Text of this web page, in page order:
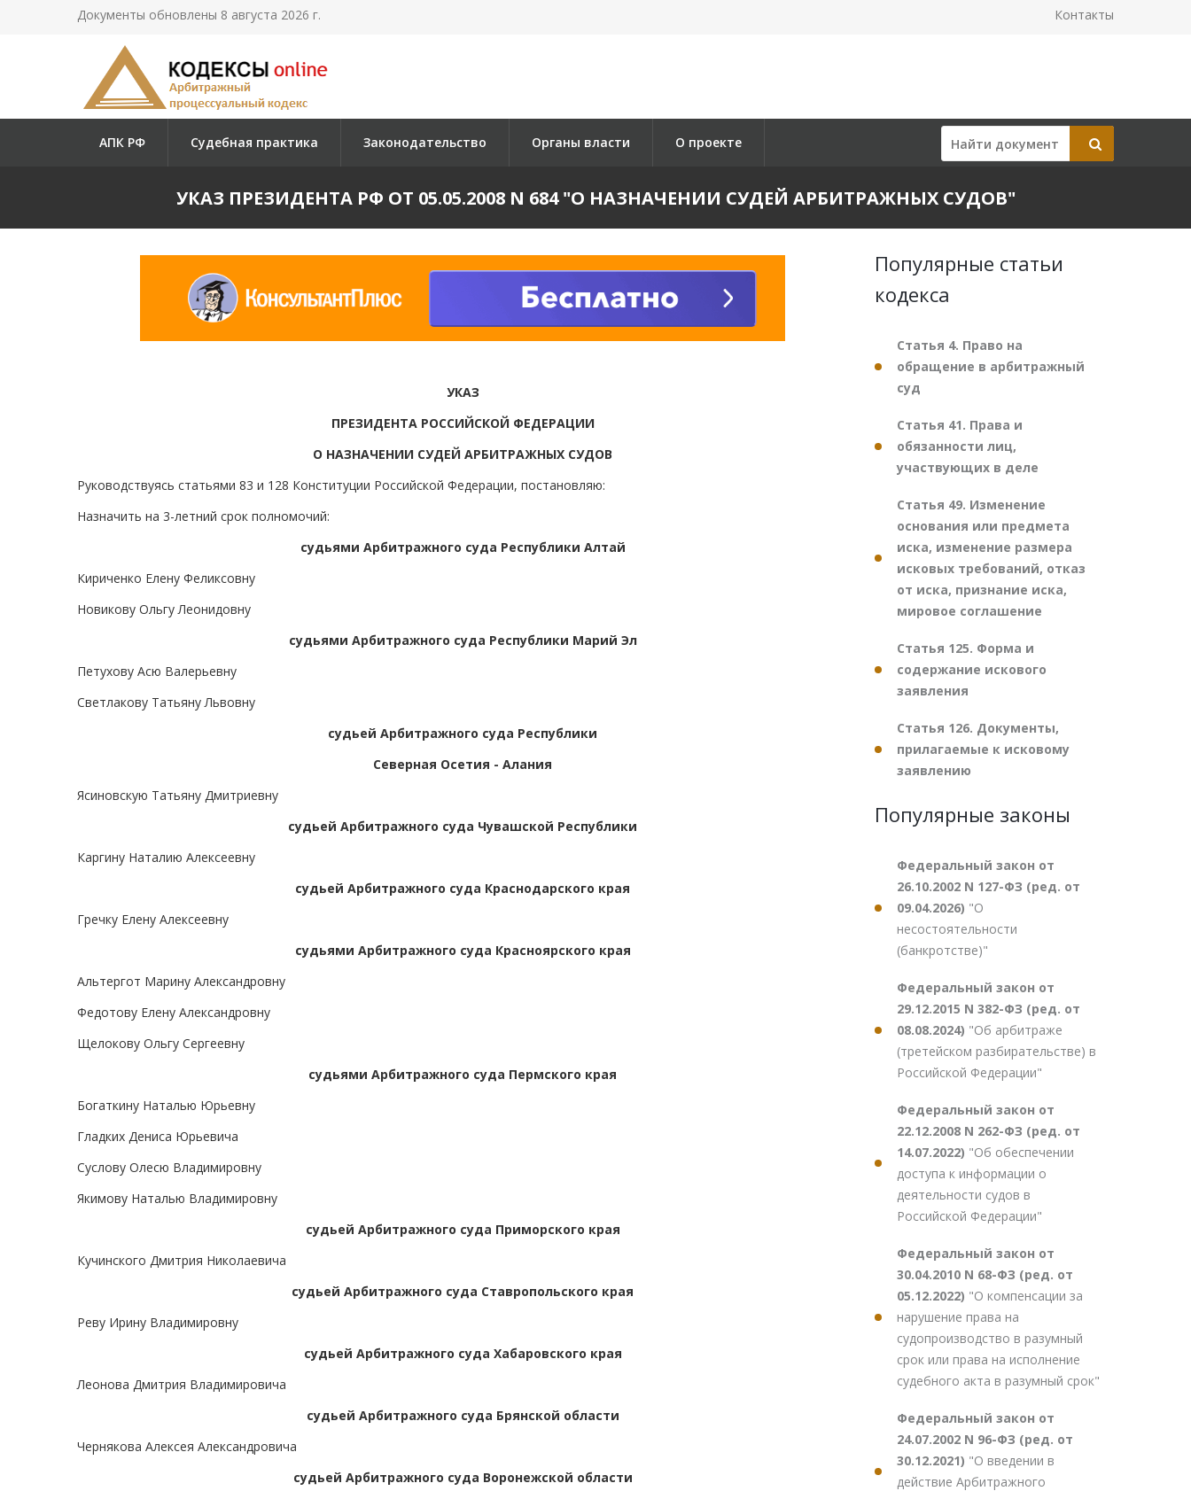
Документы обновлены 8 августа 2026 г. Контакты
АПК РФ Судебная практика Законодательство Органы власти О проекте
УКАЗ ПРЕЗИДЕНТА РФ ОТ 05.05.2008 N 684 "О НАЗНАЧЕНИИ СУДЕЙ АРБИТРАЖНЫХ СУДОВ"
УКАЗ
ПРЕЗИДЕНТА РОССИЙСКОЙ ФЕДЕРАЦИИ
О НАЗНАЧЕНИИ СУДЕЙ АРБИТРАЖНЫХ СУДОВ
Руководствуясь статьями 83 и 128 Конституции Российской Федерации, постановляю:
Назначить на 3-летний срок полномочий:
судьями Арбитражного суда Республики Алтай
Кириченко Елену Феликсовну
Новикову Ольгу Леонидовну
судьями Арбитражного суда Республики Марий Эл
Петухову Асю Валерьевну
Светлакову Татьяну Львовну
судьей Арбитражного суда Республики
Северная Осетия - Алания
Ясиновскую Татьяну Дмитриевну
судьей Арбитражного суда Чувашской Республики
Каргину Наталию Алексеевну
судьей Арбитражного суда Краснодарского края
Гречку Елену Алексеевну
судьями Арбитражного суда Красноярского края
Альтергот Марину Александровну
Федотову Елену Александровну
Щелокову Ольгу Сергеевну
судьями Арбитражного суда Пермского края
Богаткину Наталью Юрьевну
Гладких Дениса Юрьевича
Суслову Олесю Владимировну
Якимову Наталью Владимировну
судьей Арбитражного суда Приморского края
Кучинского Дмитрия Николаевича
судьей Арбитражного суда Ставропольского края
Реву Ирину Владимировну
судьей Арбитражного суда Хабаровского края
Леонова Дмитрия Владимировича
судьей Арбитражного суда Брянской области
Чернякова Алексея Александровича
судьей Арбитражного суда Воронежской области
Популярные статьи
кодекса
Статья 4. Право на
обращение в арбитражный
суд
Статья 41. Права и
обязанности лиц,
участвующих в деле
Статья 49. Изменение
основания или предмета
иска, изменение размера
исковых требований, отказ
от иска, признание иска,
мировое соглашение
Статья 125. Форма и
содержание искового
заявления
Статья 126. Документы,
прилагаемые к исковому
заявлению
Популярные законы
Федеральный закон от
26.10.2002 N 127-ФЗ (ред. от
09.04.2026) "О
несостоятельности
(банкротстве)"
Федеральный закон от
29.12.2015 N 382-ФЗ (ред. от
08.08.2024) "Об арбитраже
(третейском разбирательстве) в
Российской Федерации"
Федеральный закон от
22.12.2008 N 262-ФЗ (ред. от
14.07.2022) "Об обеспечении
доступа к информации о
деятельности судов в
Российской Федерации"
Федеральный закон от
30.04.2010 N 68-ФЗ (ред. от
05.12.2022) "О компенсации за
нарушение права на
судопроизводство в разумный
срок или права на исполнение
судебного акта в разумный срок"
Федеральный закон от
24.07.2002 N 96-ФЗ (ред. от
30.12.2021) "О введении в
действие Арбитражного